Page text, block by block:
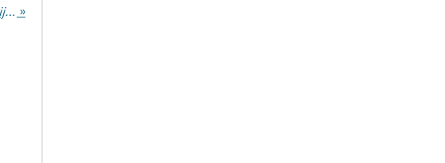
"Als ik opgeef, gaan anderen aan mijn geloof twijfelen..." »